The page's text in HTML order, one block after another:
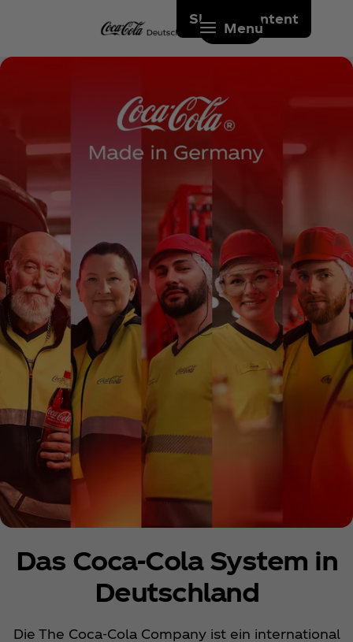
Skip to content
Menu
Das Coca‑Cola System in
Deutschland
Die The Coca‑Cola Company ist ein international